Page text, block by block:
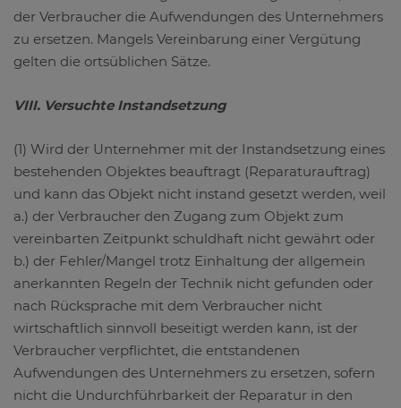
der Verbraucher die Aufwendungen des Unternehmers
zu ersetzen. Mangels Vereinbarung einer Vergütung
gelten die ortsüblichen Sätze.
VIII. Versuchte Instandsetzung
(1) Wird der Unternehmer mit der Instandsetzung eines
bestehenden Objektes beauftragt (Reparaturauftrag)
und kann das Objekt nicht instand gesetzt werden, weil
a.) der Verbraucher den Zugang zum Objekt zum
vereinbarten Zeitpunkt schuldhaft nicht gewährt oder
b.) der Fehler/Mangel trotz Einhaltung der allgemein
anerkannten Regeln der Technik nicht gefunden oder
nach Rücksprache mit dem Verbraucher nicht
wirtschaftlich sinnvoll beseitigt werden kann, ist der
Verbraucher verpflichtet, die entstandenen
Aufwendungen des Unternehmers zu ersetzen, sofern
nicht die Undurchführbarkeit der Reparatur in den